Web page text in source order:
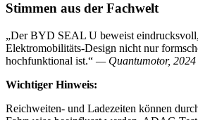
Stimmen aus der Fachwelt
„Der BYD SEAL U beweist eindrucksvoll,
Elektromobilitäts-Design nicht nur
hochfunktional ist.“ — Quantumotor, 2024
Wichtiger Hinweis:
Reichweiten- und Ladezeiten können